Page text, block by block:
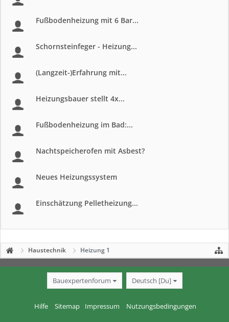
Fußbodenheizung mit 6 Bar...
Schornsteinfeger - Heizung...
(Langzeit-)Erfahrung mit...
Heizungsbauer stellt 4x...
Fußbodenheizung im Bad:...
Nachtspeicherofen mit Asbest?
Neues Heizungssystem
Einschätzung Pelletheizung...
Haustechnik Heizung 1
Bauexpertenforum Deutsch [Du]
Hilfe Sitemap Impressum Nutzungsbedingungen